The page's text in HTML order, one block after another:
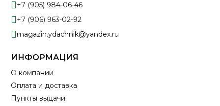
+7 (905) 984-06-46
+7 (906) 963-02-92
magazin.ydachnik@yandex.ru
ИНФОРМАЦИЯ
О компании
Оплата и доставка
Пункты выдачи